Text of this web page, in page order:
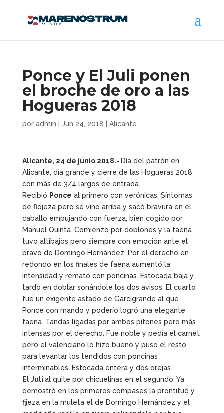
Ponce y El Juli ponen
el broche de oro a las
Hogueras 2018
por admin Jun 24, 2018 Alicante
Alicante, 24 de junio 2018.- Día del patrón en
Alicante, día grande y cierre de las Hogueras 2018
con más de 3/4 largos de entrada.
Recibió Ponce al primero con verónicas. Síntomas
de flojeza pero se vino arriba y sacó bravura en el
caballo empujando con fuerza, bien cogido por
Manuel Quinta. Comienzo por doblones y la faena
tuvo altibajos pero siempre con emoción ante el
bravo de Domingo Hernández. Por el derecho en
redondo en los finales de faena aumentó la
intensidad y remató con poncinas. Estocada baja y
tardó en doblar sonándole los dos avisos. El cuarto
fue un exigente astado de Garcigrande al que
Ponce con mando y poderío logró una elegante
faena. Tandas ligadas por ambos pitones pero más
intensas por el derecho. Fue noble y pedía el carnet
pero el valenciano lo hizo bueno y puso el resto
para levantar los tendidos con poncinas
interminables. Estocada entera y dos orejas.
El Juli al quite por chicuelinas en el segundo. Ya
demostró en los primeros compases la prontitud y
fijeza en la muleta el de Domingo Hernández y el